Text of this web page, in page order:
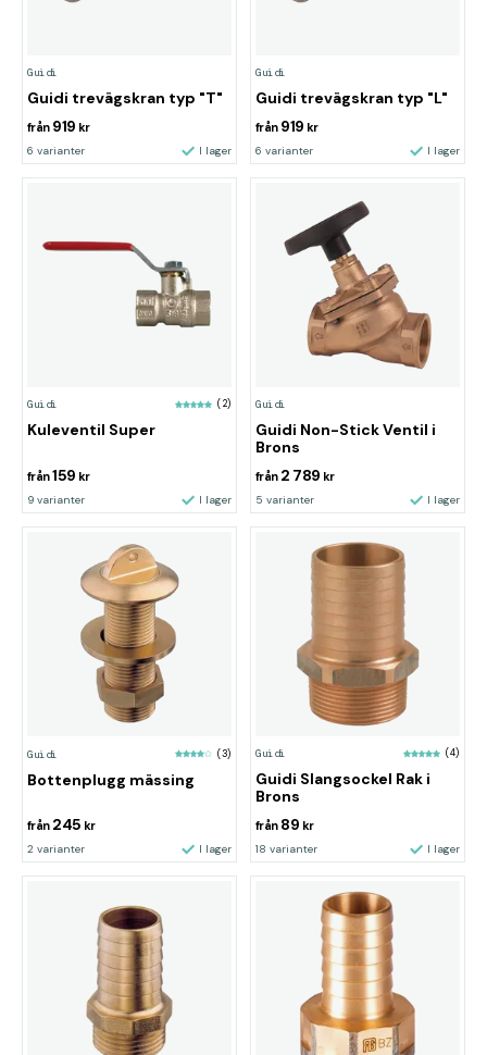
Guidi
Guidi trevägskran typ "T"
från 919 kr
6 varianter I lager
Guidi
Guidi trevägskran typ "L"
från 919 kr
6 varianter I lager
Guidi (2)
Kuleventil Super
från159 kr
9 varianter I lager
Guidi
Guidi Non-Stick Ventil i
Brons
från 2 789 kr
5 varianter I lager
Guidi (3)
Bottenplugg mässing
från 245 kr
2 varianter I lager
Guidi (4)
Guidi Slangsockel Rak i
Brons
från 89 kr
18 varianter I lager